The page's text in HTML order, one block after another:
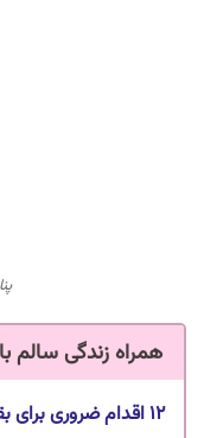
همراه زندگی سالم
۱۲ اقدام ضروری برای بقا در زمان جنگ